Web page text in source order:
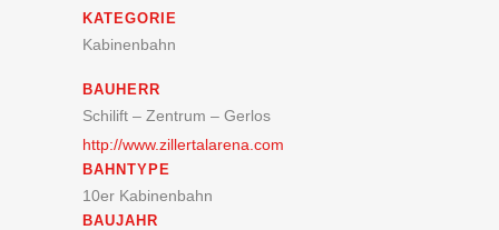
KATEGORIE
Kabinenbahn
BAUHERR
Schilift – Zentrum – Gerlos
http://www.zillertalarena.com
BAHNTYPE
10er Kabinenbahn
BAUJAHR